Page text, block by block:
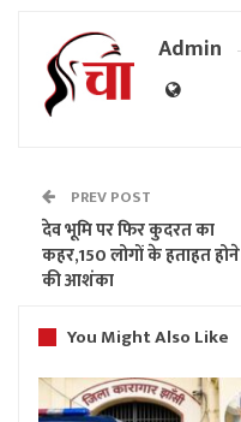
Admin
PREV POST
देव भूमि पर फिर कुदरत का
कहर,150 लोगों के हताहत होने
की आशंका
You Might Also Like